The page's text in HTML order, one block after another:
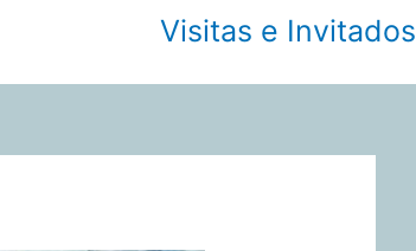
Visitas e Invitados